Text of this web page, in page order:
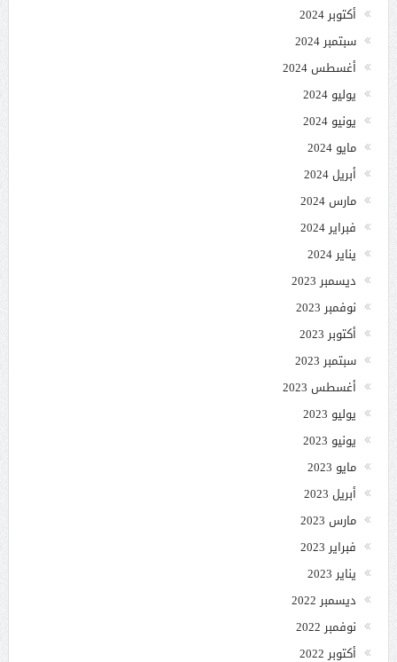
أكتوبر 2024
سبتمبر 2024
أغسطس 2024
يوليو 2024
يونيو 2024
مايو 2024
أبريل 2024
مارس 2024
فبراير 2024
يناير 2024
ديسمبر 2023
نوفمبر 2023
أكتوبر 2023
سبتمبر 2023
أغسطس 2023
يوليو 2023
يونيو 2023
مايو 2023
أبريل 2023
مارس 2023
فبراير 2023
يناير 2023
ديسمبر 2022
نوفمبر 2022
أكتوبر 2022